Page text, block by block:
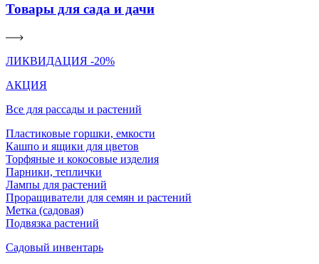
Товары для сада и дачи
ЛИКВИДАЦИЯ -20%
АКЦИЯ
Все для рассады и растений
Пластиковые горшки, емкости
Кашпо и ящики для цветов
Торфяные и кокосовые изделия
Парники, теплички
Лампы для растений
Проращиватели для семян и растений
Метка (садовая)
Подвязка растений
Садовый инвентарь